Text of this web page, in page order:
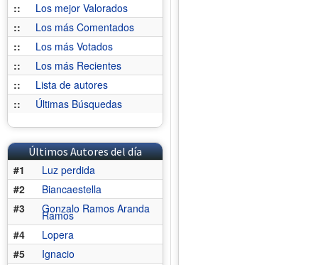
::
Los mejor Valorados
::
Los más Comentados
::
Los más Votados
::
Los más Recientes
::
Lista de autores
::
Últimas Búsquedas
Últimos Autores del día
#1
Luz perdida
#2
Biancaestella
#3
Gonzalo Ramos Aranda
Ramos
#4
Lopera
#5
Ignacio